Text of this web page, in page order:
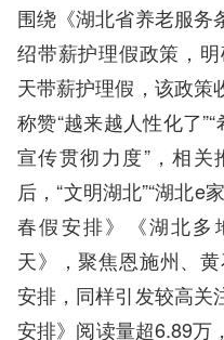
围绕《湖北省养老服务
绍带薪护理假政策，
天带薪护理假，该政策
称赞“越来越人性化了
宣传贯彻力度”，相
后，“文明湖北”“湖北e
春假安排》《湖北多
天》，聚焦恩施州、
安排，同样引发较高关
安排》阅读量超6.89万